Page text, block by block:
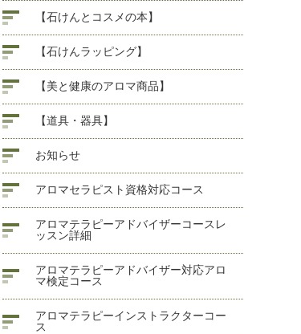
【石けんとコスメの本】
【石けんラッピング】
【美と健康のアロマ商品】
【道具・器具】
お知らせ
アロマセラピスト資格対応コース
アロマテラピーアドバイザーコースレ
ッスン詳細
アロマテラピーアドバイザー対応アロ
マ検定コース
アロマテラピーインストラクターコー
ス